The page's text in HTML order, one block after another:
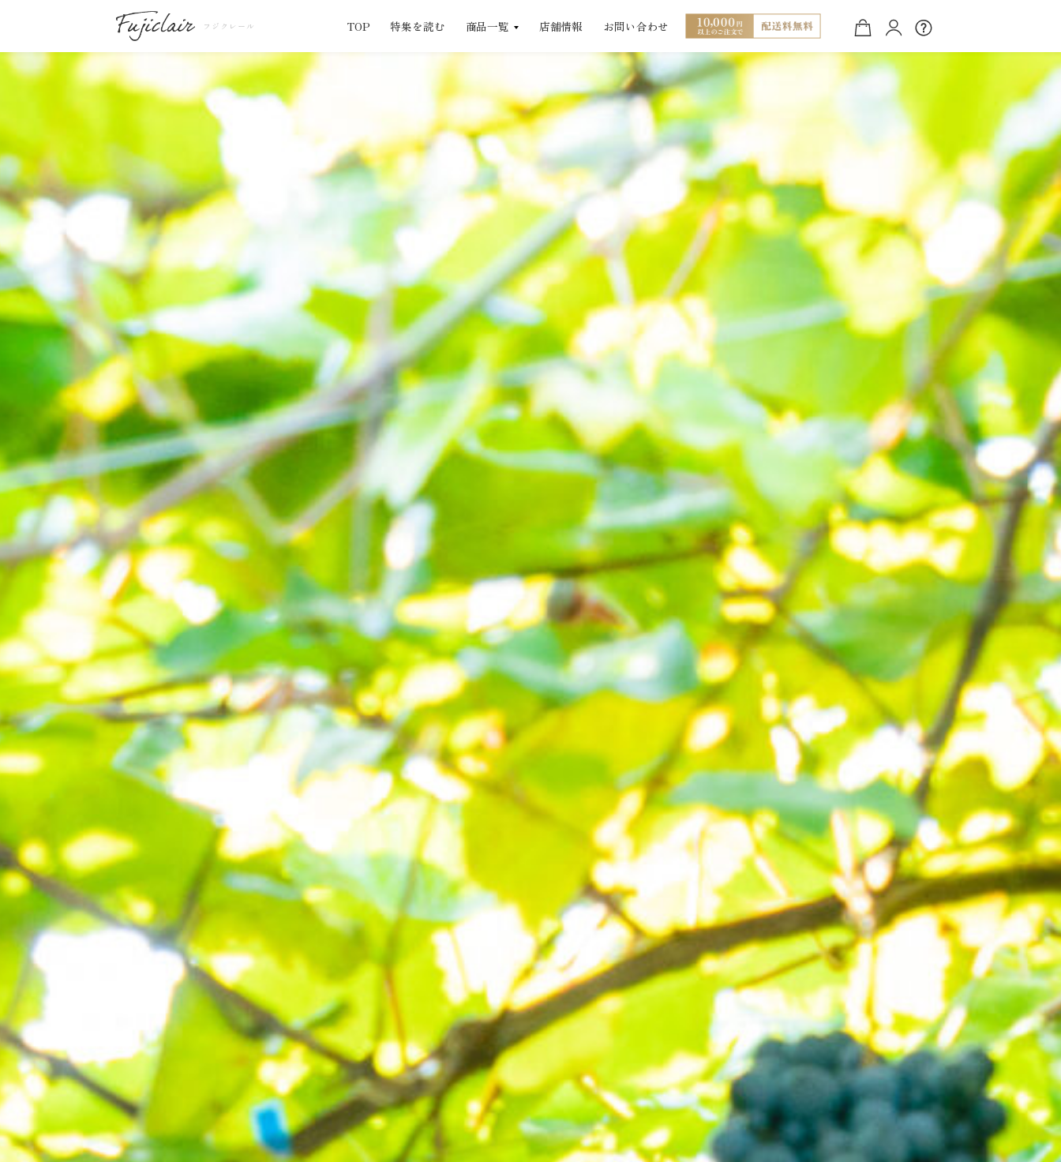
フジクレール TOP 特集を読む 商品一覧 店舗情報 お問い合わせ